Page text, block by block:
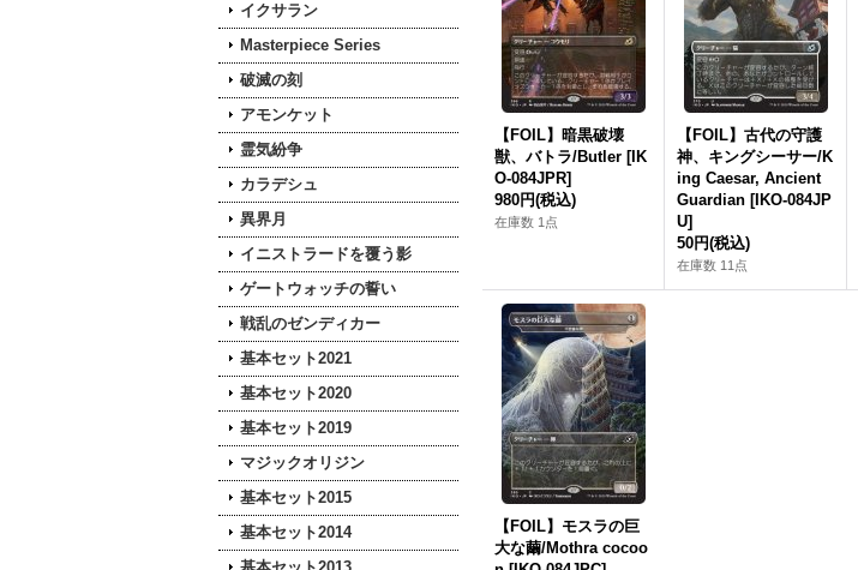
イクサラン
Masterpiece Series
破滅の刻
アモンケット
霊気紛争
カラデシュ
異界月
イニストラードを覆う影
ゲートウォッチの誓い
戦乱のゼンディカー
基本セット2021
基本セット2020
基本セット2019
マジックオリジン
基本セット2015
基本セット2014
【FOIL】暗黒破壊
獣、バトラ/Butler [IK
O-084JPR]
980円(税込)
在庫数 1点
【FOIL】古代の守護
神、キングシーサー/K
ing Caesar, Ancient
Guardian [IKO-084JP
U]
50円(税込)
在庫数 11点
【FOIL】モスラの巨
大な繭/Mothra cocoo